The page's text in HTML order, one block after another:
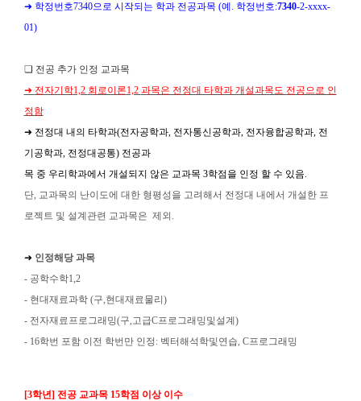
➜ 학정번호7340으로 시작되는 학과 전공과목 (예 . 학정번호:7340-2-xxxx-
01)
❏ 전공 추가 인정 교과목
➜ 전자기학1,2 회로이론1,2 과목은 전정대 타학과 개설과목도 전공으로 인
정함
➜ 전정대 내의 타학과(전자공학과, 전자통신공학과, 전자융합공학과, 전
기공학과, 전정대공통) 전공과
목 중 우리학과에서 개설되지 않은 교과목 3학점을 인정 할 수 있음.
단, 교과목의 난이도에 대한 형평성을 고려해서 전정대 내에서 개설한 프
로젝트 및 설계관련 교과목은 제외 .
➜ 인정해당 과목
- 공학수학1,2
- 현대재료과학(구,현대재료물리 )
- 전자재료프로그래밍(구,고급C프로그래밍및설계 )
- 16학번 포함 이전 학번만 인정: 벡터해석학및연습, C프로그래밍
[3학년] 전공 교과목15학점 이상 이수